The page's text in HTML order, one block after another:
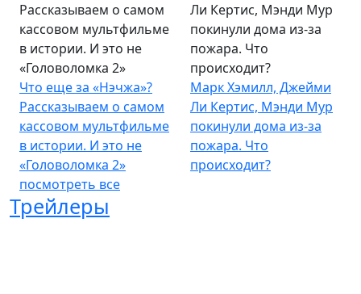
Рассказываем о самом
кассовом мультфильме
в истории. И это не
«Головоломка 2»
Что еще за «Нэчжа»?
Рассказываем о самом
кассовом мультфильме
в истории. И это не
«Головоломка 2»
Ли Кертис, Мэнди Мур
покинули дома из-за
пожара. Что
происходит?
Марк Хэмилл, Джейми
Ли Кертис, Мэнди Мур
покинули дома из-за
пожара. Что
происходит?
посмотреть все
Трейлеры